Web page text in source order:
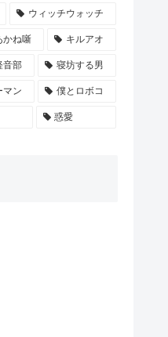
ウィッチウォッチ
かね噺 キルアオ
音部 寝坊する男
マン 僕とロボコ
惑愛